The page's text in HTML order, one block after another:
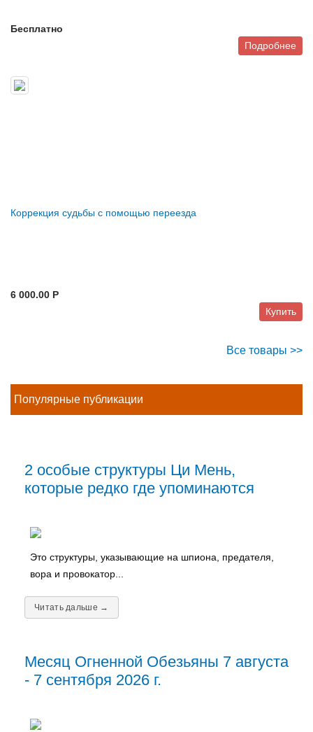
Бесплатно
Подробнее
Коррекция судьбы с помощью переезда
6 000.00 P
Купить
Все товары >>
Популярные публикации
2 особые структуры Ци Мень,
которые редко где упоминаются
Это структуры, указывающие на шпиона, предателя,
вора и провокатор...
Читать дальше →
Месяц Огненной Обезьяны 7 августа
- 7 сентября 2026 г.